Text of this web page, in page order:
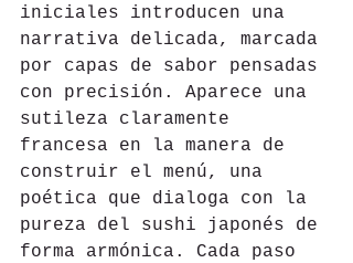
iniciales introducen una
narrativa delicada, marcada
por capas de sabor pensadas
con precisión. Aparece una
sutileza claramente
francesa en la manera de
construir el menú, una
poética que dialoga con la
pureza del sushi japonés de
forma armónica. Cada paso